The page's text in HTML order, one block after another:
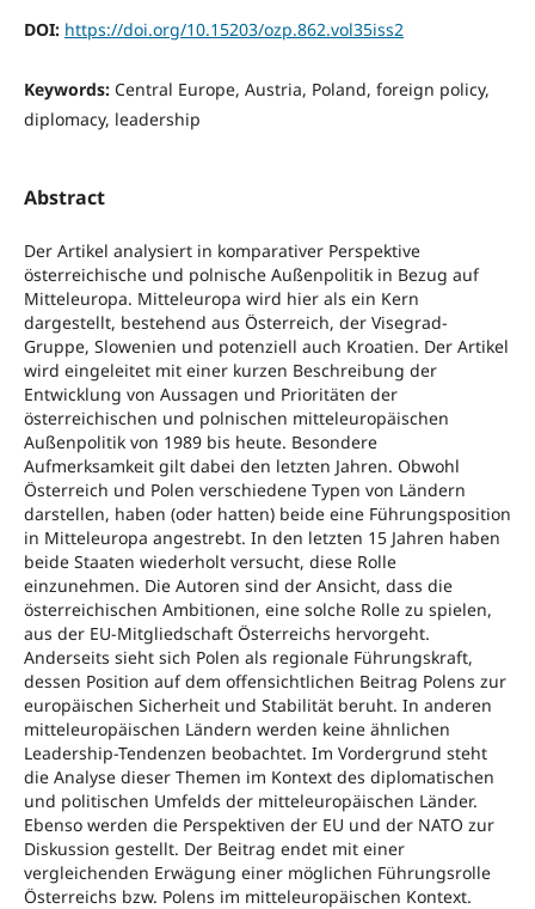
DOI: https://doi.org/10.15203/ozp.862.vol35iss2
Keywords: Central Europe, Austria, Poland, foreign policy,
diplomacy, leadership
Abstract
Der Artikel analysiert in komparativer Perspektive
österreichische und polnische Außenpolitik in Bezug auf
Mitteleuropa. Mitteleuropa wird hier als ein Kern
dargestellt, bestehend aus Österreich, der Visegrad-
Gruppe, Slowenien und potenziell auch Kroatien. Der Artikel
wird eingeleitet mit einer kurzen Beschreibung der
Entwicklung von Aussagen und Prioritäten der
österreichischen und polnischen mitteleuropäischen
Außenpolitik von 1989 bis heute. Besondere
Aufmerksamkeit gilt dabei den letzten Jahren. Obwohl
Österreich und Polen verschiedene Typen von Ländern
darstellen, haben (oder hatten) beide eine Führungsposition
in Mitteleuropa angestrebt. In den letzten 15 Jahren haben
beide Staaten wiederholt versucht, diese Rolle
einzunehmen. Die Autoren sind der Ansicht, dass die
österreichischen Ambitionen, eine solche Rolle zu spielen,
aus der EU-Mitgliedschaft Österreichs hervorgeht.
Anderseits sieht sich Polen als regionale Führungskraft,
dessen Position auf dem offensichtlichen Beitrag Polens zur
europäischen Sicherheit und Stabilität beruht. In anderen
mitteleuropäischen Ländern werden keine ähnlichen
Leadership-Tendenzen beobachtet. Im Vordergrund steht
die Analyse dieser Themen im Kontext des diplomatischen
und politischen Umfelds der mitteleuropäischen Länder.
Ebenso werden die Perspektiven der EU und der NATO zur
Diskussion gestellt. Der Beitrag endet mit einer
vergleichenden Erwägung einer möglichen Führungsrolle
Österreichs bzw. Polens im mitteleuropäischen Kontext.